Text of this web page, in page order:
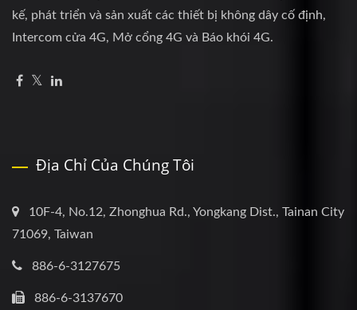
kế, phát triển và sản xuất các thiết bị không dây cố định,
Intercom cửa 4G, Mở cổng 4G và Báo khói 4G.
Địa Chỉ Của Chúng Tôi
10F-4, No.12, Zhonghua Rd., Yongkang Dist., Tainan City
71069, Taiwan
886-6-3127675
886-6-3137670